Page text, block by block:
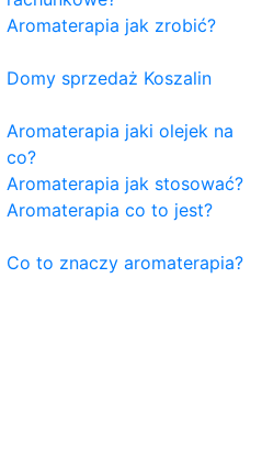
Aromaterapia jak zrobić?
Domy sprzedaż Koszalin
Aromaterapia jaki olejek na
co?
Aromaterapia jak stosować?
Aromaterapia co to jest?
Co to znaczy aromaterapia?